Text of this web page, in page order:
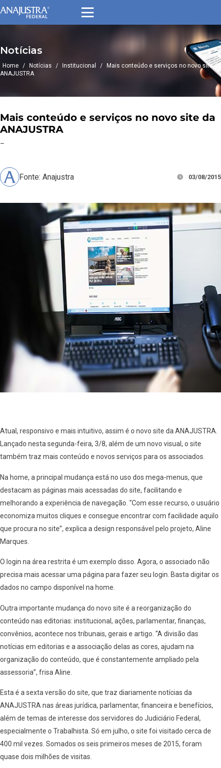
Notícias
Home / Notícias / Institucional /
Mais conteúdo e serviços no novo site da
ANAJUSTRA
Mais conteúdo e serviços no novo site da
ANAJUSTRA
–
Fonte: Anajustra 03/08/2015
Atual, responsivo e mais intuitivo, assim é o novo site da ANAJUSTRA.
Lançado nesta segunda-feira, 3/8, além de um novo visual, o site
também traz mais conteúdo e novos serviços para os associados.
Na home, a principal mudança está no uso dos mega-menus, que
destacam as páginas mais acessadas do site, facilitando e
melhorando a experiência de navegação. “Com esse recurso, o usuário
economiza muitos cliques e consegue encontrar com facilidade aquilo
que procura no site”, explica a design responsável pelo projeto, Aline
Marques.
O login na área restrita é um exemplo disso. Agora, o associado não
precisa mais acessar uma página para fazer seu login. Basta digitar os
dados no campo disponível na home.
Outra importante mudança do novo site é a reorganização do
conteúdo nas editorias: institucional, ações, parlamentar, finanças,
convênios, acontece nos tribunais, gerais e artigo. “A divisão das
notícias em editorias e a associação delas as cores, ajudam na
organização do conteúdo, que é constantemente ampliado pela
assessoria”, frisa Aline.
Esta é a sexta versão do site, que traz diariamente notícias da
ANAJUSTRA nas áreas jurídica, parlamentar, financeira e benefícios,
além de temas de interesse dos servidores do Judiciário Federal,
especialmente o Trabalhista. Só em julho, o site foi visitado cerca de
400 mil vezes. Somados os seis primeiros meses de 2015, foram
quase dois milhões de visitas.